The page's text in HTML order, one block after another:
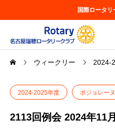
国際ロータ
ウィークリー 2024-
2024-2025年度 ボジョレー
2113回例会 2024年11